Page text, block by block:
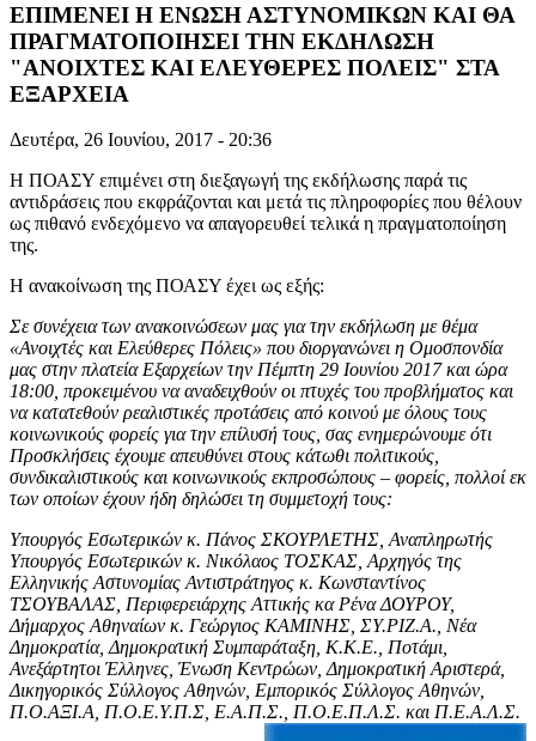
ΕΠΙΜΕΝΕΙ Η ΕΝΩΣΗ ΑΣΤΥΝΟΜΙΚΩΝ ΚΑΙ ΘΑ
ΠΡΑΓΜΑΤΟΠΟΙΗΣΕΙ ΤΗΝ ΕΚΔΗΛΩΣΗ
"ΑΝΟΙΧΤΕΣ ΚΑΙ ΕΛΕΥΘΕΡΕΣ ΠΟΛΕΙΣ" ΣΤΑ
ΕΞΑΡΧΕΙΑ
Δευτέρα, 26 Ιουνίου, 2017 - 20:36
Η ΠΟΑΣΥ επιμένει στη διεξαγωγή της εκδήλωσης παρά τις
αντιδράσεις που εκφράζονται και μετά τις πληροφορίες που θέλουν
ως πιθανό ενδεχόμενο να απαγορευθεί τελικά η πραγματοποίηση
της.
Η ανακοίνωση της ΠΟΑΣΥ έχει ως εξής:
Σε συνέχεια των ανακοινώσεων μας για την εκδήλωση με θέμα
«Ανοιχτές και Ελεύθερες Πόλεις» που διοργανώνει η Ομοσπονδία
μας στην πλατεία Εξαρχείων την Πέμπτη 29 Ιουνίου 2017 και ώρα
18:00, προκειμένου να αναδειχθούν οι πτυχές του προβλήματος και
να κατατεθούν ρεαλιστικές προτάσεις από κοινού με όλους τους
κοινωνικούς φορείς για την επίλυσή τους, σας ενημερώνουμε ότι
Προσκλήσεις έχουμε απευθύνει στους κάτωθι πολιτικούς,
συνδικαλιστικούς και κοινωνικούς εκπροσώπους – φορείς, πολλοί εκ
των οποίων έχουν ήδη δηλώσει τη συμμετοχή τους:
Υπουργός Εσωτερικών κ. Πάνος ΣΚΟΥΡΛΕΤΗΣ, Αναπληρωτής
Υπουργός Εσωτερικών κ. Νικόλαος ΤΟΣΚΑΣ, Αρχηγός της
Ελληνικής Αστυνομίας Αντιστράτηγος κ. Κωνσταντίνος
ΤΣΟΥΒΑΛΑΣ, Περιφερειάρχης Αττικής κα Ρένα ΔΟΥΡΟΥ,
Δήμαρχος Αθηναίων κ. Γεώργιος ΚΑΜΙΝΗΣ, ΣΥ.ΡΙΖ.Α., Νέα
Δημοκρατία, Δημοκρατική Συμπαράταξη, Κ.Κ.Ε., Ποτάμι,
Ανεξάρτητοι Έλληνες, Ένωση Κεντρώων, Δημοκρατική Αριστερά,
Δικηγορικός Σύλλογος Αθηνών, Εμπορικός Σύλλογος Αθηνών,
Π.Ο.ΑΞΙ.Α, Π.Ο.Ε.Υ.Π.Σ, Ε.Α.Π.Σ., Π.Ο.Ε.Π.Λ.Σ. και Π.Ε.Α.Λ.Σ.